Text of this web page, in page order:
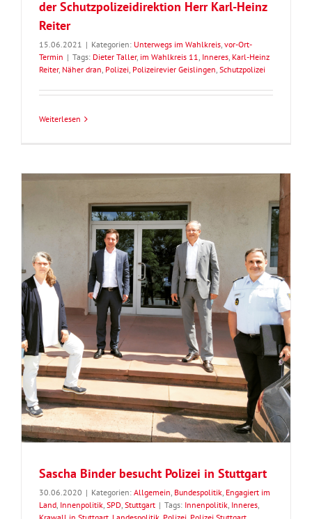
der Schutzpolizeidirektion Herr Karl-Heinz
Reiter
15.06.2021 | Kategorien: Unterwegs im Wahlkreis, vor-Ort-
Termin | Tags: Dieter Taller, im Wahlkreis 11, Inneres, Karl-Heinz
Reiter, Näher dran, Polizei, Polizeirevier Geislingen, Schutzpolizei
Weiterlesen
Sascha Binder besucht Polizei in Stuttgart
30.06.2020 | Kategorien: Allgemein, Bundespolitik, Engagiert im
Land, Innenpolitik, SPD, Stuttgart | Tags: Innenpolitik, Inneres,